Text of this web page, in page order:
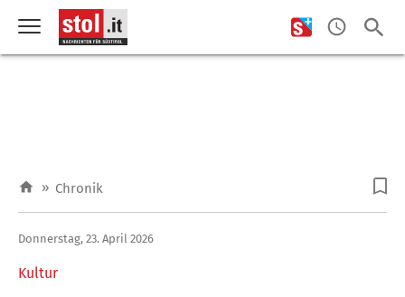
» Chronik
Kultur
Donnerstag, 23. April 2026